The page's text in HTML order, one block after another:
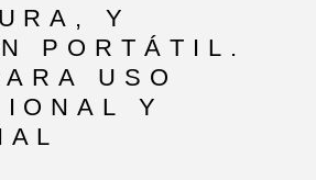
Y
PORTÁTIL.
USO
Y